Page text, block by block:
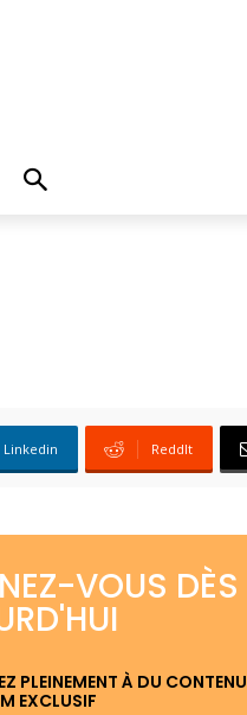
Linkedin ReddIt
VOUS DÈS
PLEINEMENT À DU CONTENU
EXCLUSIF